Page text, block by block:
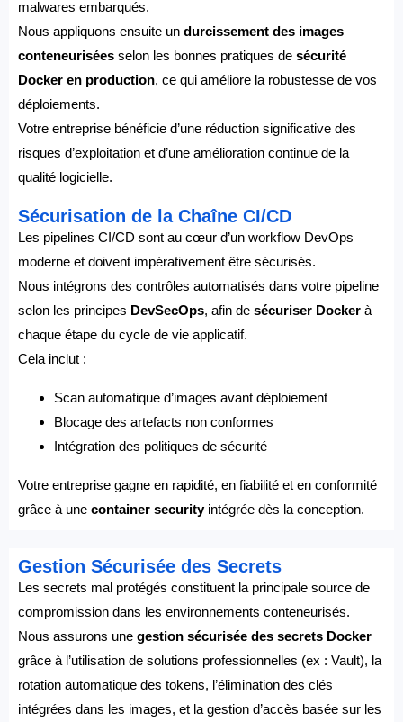
malwares embarqués.
Nous appliquons ensuite un durcissement des images
conteneurisées selon les bonnes pratiques de sécurité
Docker en production, ce qui améliore la robustesse de vos
déploiements.
Votre entreprise bénéficie d’une réduction significative des
risques d’exploitation et d’une amélioration continue de la
qualité logicielle.
Sécurisation de la Chaîne CI/CD
Les pipelines CI/CD sont au cœur d’un workflow DevOps
moderne et doivent impérativement être sécurisés.
Nous intégrons des contrôles automatisés dans votre pipeline
selon les principes DevSecOps, afin de sécuriser Docker à
chaque étape du cycle de vie applicatif.
Cela inclut :
Scan automatique d’images avant déploiement
Blocage des artefacts non conformes
Intégration des politiques de sécurité
Votre entreprise gagne en rapidité, en fiabilité et en conformité
grâce à une container securityintégrée dès la conception.
Gestion Sécurisée des Secrets
Les secrets mal protégés constituent la principale source de
compromission dans les environnements conteneurisés.
Nous assurons une gestion sécurisée des secrets Docker
grâce à l’utilisation de solutions professionnelles (ex : Vault), la
rotation automatique des tokens, l’élimination des clés
intégrées dans les images, et la gestion d’accès basée sur les